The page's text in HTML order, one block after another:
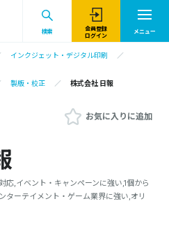
検索
会員登録
ログイン
メニュー
インクジェット・デジタル印刷
製版・校正 株式会社 日報
お気に入りに追加
,イベント・キャンペーンに強い,1個から
ターテイメント・ゲーム業界に強い,オリ